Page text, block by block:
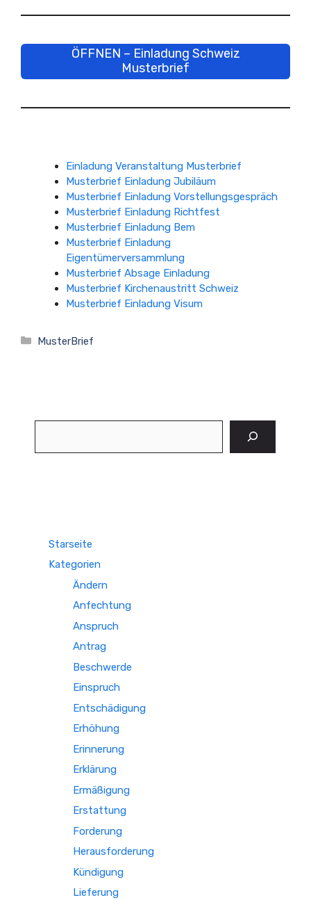
ÖFFNEN – Einladung Schweiz
Musterbrief
Einladung Veranstaltung Musterbrief
Musterbrief Einladung Jubiläum
Musterbrief Einladung Vorstellungsgespräch
Musterbrief Einladung Richtfest
Musterbrief Einladung Bem
Musterbrief Einladung
Eigentümerversammlung
Musterbrief Absage Einladung
Musterbrief Kirchenaustritt Schweiz
Musterbrief Einladung Visum
Kategorien
MusterBrief
Starseite
Kategorien
Ändern
Anfechtung
Anspruch
Antrag
Beschwerde
Einspruch
Entschädigung
Erhöhung
Erinnerung
Erklärung
Ermäßigung
Erstattung
Forderung
Herausforderung
Kündigung
Lieferung